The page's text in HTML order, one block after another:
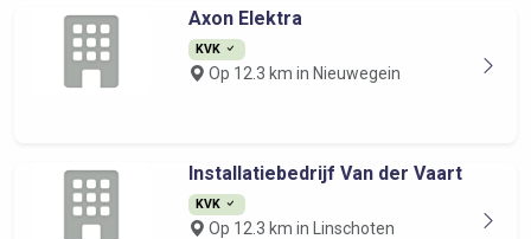
Axon Elektra
KVK
Op 12.3 km in Nieuwegein
Installatiebedrijf Van der Vaart
KVK
Op 12.3 km in Linschoten